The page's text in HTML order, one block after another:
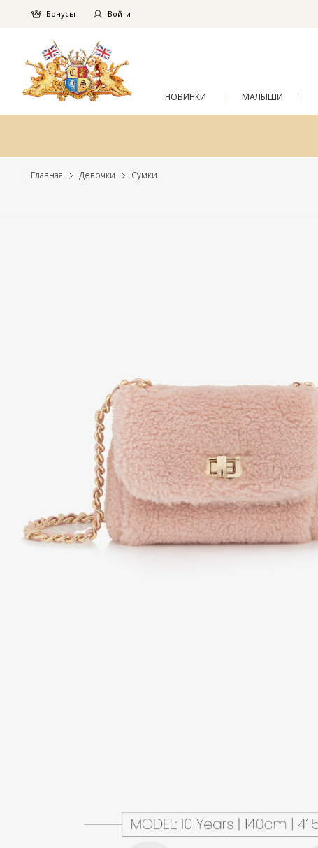
Бонусы Войти
НОВИНКИ МАЛЫШИ
Главная Девочки Сумки